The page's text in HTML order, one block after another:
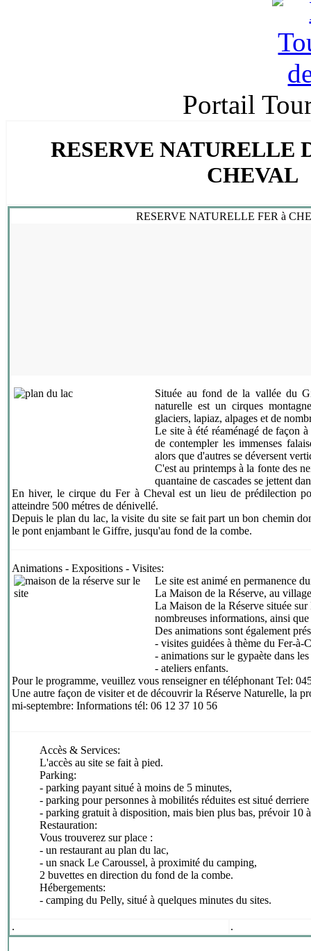
Portail
RESERVE NATURELLE
CHEVAL
RESERVE NATURELLE FER à
Située au fond de la vallée du
naturelle est un cirques
glaciers, lapiaz, alpages et de
Le site à été réaménagé de façon
de contempler les immenses
alors que d'autres se déversent
C'est au printemps à la fonte des
quantaine de cascades se jettent
En hiver, le cirque du Fer à Cheval est un lieu de prédilection
atteindre 500 métres de dénivellé.
Depuis le plan du lac, la visite du site se fait part un bon chemin
le pont enjambant le Giffre, jusqu'au fond de la combe.
Animations - Expositions - Visites:
Le site est animé en permanence
La Maison de la Réserve, au
La Maison de la Réserve située
nombreuses informations, ainsi
Des animations sont également
- visites guidées à thème du Fer-à-
- animations sur le gypaète dans
- ateliers enfants.
Pour le programme, veuillez vous renseigner en téléphonant Tel:
Une autre façon de visiter et de découvrir la Réserve Naturelle, la
mi-septembre: Informations tél: 06 12 37 10 56
Accès & Services:
L'accès au site se fait à pied.
Parking:
- parking payant situé à moins de 5 minutes,
- parking pour personnes à mobilités réduites est situé
- parking gratuit à disposition, mais bien plus bas, prévoir 10
Restauration:
Vous trouverez sur place :
- un restaurant au plan du lac,
- un snack Le Caroussel, à proximité du camping,
2 buvettes en direction du fond de la combe.
Hébergements:
- camping du Pelly, situé à quelques minutes du sites.
. .